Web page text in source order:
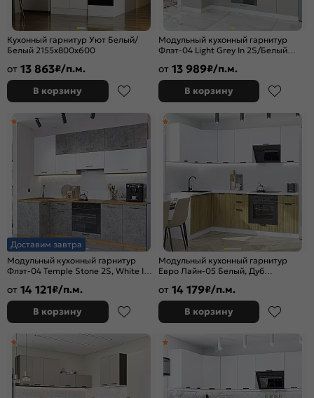
Кухонный гарнитур Уют Белый/
Белый 2155x800x600
от 13 863₽/п.м.
В корзину
Модульный кухонный гарнитур
Флэт-04 Light Grey In 2S/Белый
от 13 989₽/п.м.
В корзину
Доставим завтра
Модульный кухонный гарнитур
Флэт-04 Temple Stone 2S, White In
от 14 121₽/п.м.
В корзину
Модульный кухонный гарнитур
Евро Лайн-05 Белый, Дуб
2140x1400/2400x600
от 14 179₽/п.м.
В корзину